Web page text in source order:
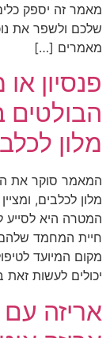
מאמר זה יספק
שלכם ולשפר את
מאמרים […]
פנסיון
הבולטים
מלון
המאמר סוקר את
מלון לכלבים,
המטרה היא לסייע
חיית המחמד שלהם.
מקום המיועד
יכולים לעשות
אריזה